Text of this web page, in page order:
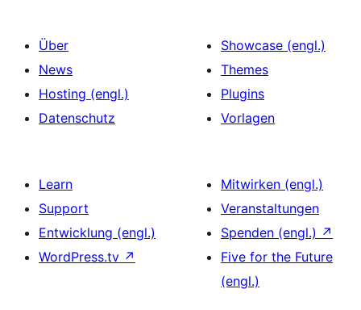
Über
News
Hosting (engl.)
Datenschutz
Showcase (engl.)
Themes
Plugins
Vorlagen
Learn
Support
Entwicklung (engl.)
WordPress.tv ↗
Mitwirken (engl.)
Veranstaltungen
Spenden (engl.) ↗
Five for the Future
(engl.)